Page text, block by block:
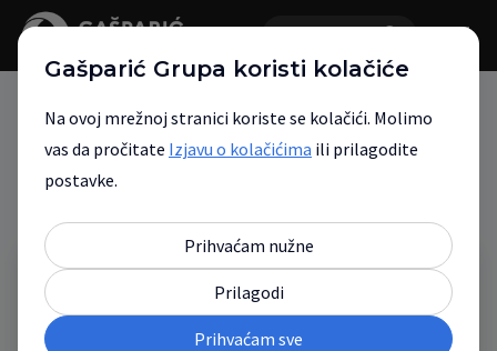
Novosti
Gašparić Grupa koristi kolačiće
Na ovoj mrežnoj stranici koriste se kolačići. Molimo
vas da pročitate Izjavu o kolačićima ili prilagodite
postavke.
Prihvaćam nužne
Prilagodi
Prihvaćam sve